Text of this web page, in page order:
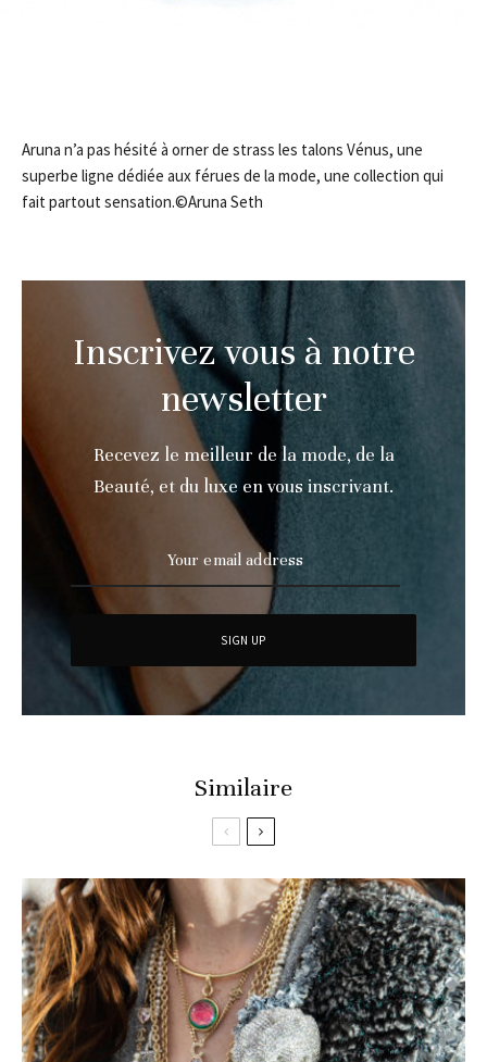
Aruna n’a pas hésité à orner de strass les talons Vénus, une
superbe ligne dédiée aux férues de la mode, une collection qui
fait partout sensation.©Aruna Seth
Inscrivez vous à notre
newsletter
Recevez le meilleur de la mode, de la
Beauté, et du luxe en vous inscrivant.
Similaire